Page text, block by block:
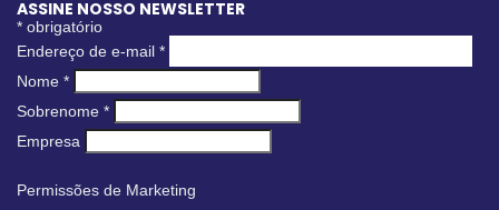
ASSINE NOSSO NEWSLETTER
* obrigatório
Endereço de e-mail *
Nome *
Sobrenome *
Empresa
Permissões de Marketing